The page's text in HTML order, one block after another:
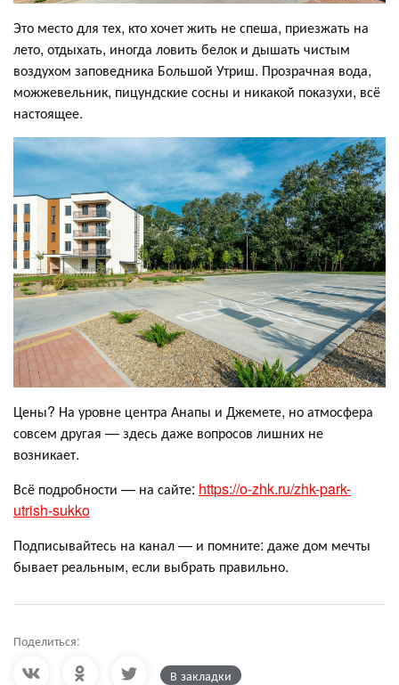
Это место для тех, кто хочет жить не спеша, приезжать на
лето, отдыхать, иногда ловить белок и дышать чистым
воздухом заповедника Большой Утриш. Прозрачная вода,
можжевельник, пицундские сосны и никакой показухи, всё
настоящее.
Цены? На уровне центра Анапы и Джемете, но атмосфера
совсем другая — здесь даже вопросов лишних не
возникает.
Всё подробности — на сайте: https://o-zhk.ru/zhk-park-
utrish-sukko
Подписывайтесь на канал — и помните: даже дом мечты
бывает реальным, если выбрать правильно.
Поделиться:
В закладки